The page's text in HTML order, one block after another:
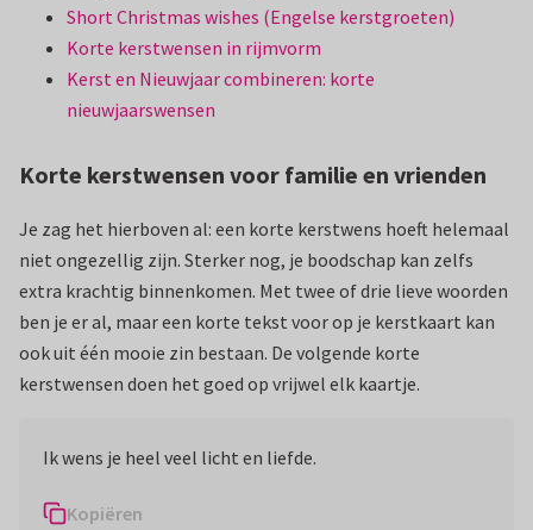
Short Christmas wishes (Engelse kerstgroeten)
Korte kerstwensen in rijmvorm
Kerst en Nieuwjaar combineren: korte
nieuwjaarswensen
Korte kerstwensen voor familie en vrienden
Je zag het hierboven al: een korte kerstwens hoeft helemaal
niet ongezellig zijn. Sterker nog, je boodschap kan zelfs
extra krachtig binnenkomen. Met twee of drie lieve woorden
ben je er al, maar een korte tekst voor op je kerstkaart kan
ook uit één mooie zin bestaan. De volgende korte
kerstwensen doen het goed op vrijwel elk kaartje.
Ik wens je heel veel licht en liefde.
Kopiëren